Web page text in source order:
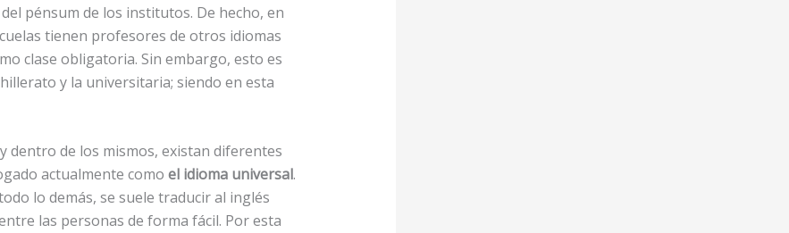
pénsum de los institutos. De hecho, en
tienen profesores de otros idiomas
clase obligatoria. Sin embargo, esto es
y la universitaria; siendo en esta
dentro de los mismos, existan diferentes
actualmente como el idioma universal.
lo demás, se suele traducir al inglés
las personas de forma fácil. Por esta